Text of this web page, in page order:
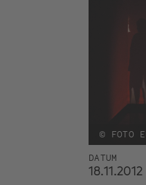
© FOTO
DATUM
18.11.2012